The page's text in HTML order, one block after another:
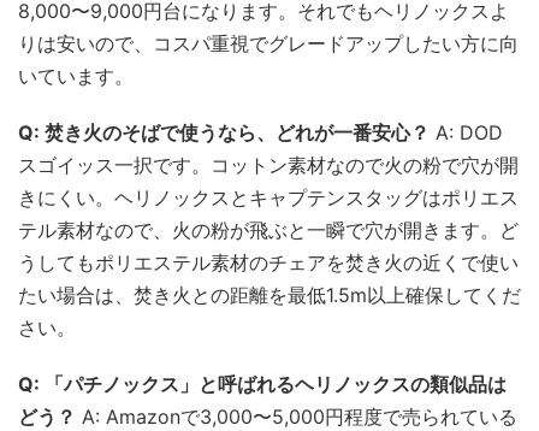
8,000〜9,000円台になります。それでもヘリノックスよ
りは安いので、コスパ重視でグレードアップしたい方に向
いています。
Q: 焚き火のそばで使うなら、どれが一番安心？ A: DOD
スゴイッス一択です。コットン素材なので火の粉で穴が開
きにくい。ヘリノックスとキャプテンスタッグはポリエス
テル素材なので、火の粉が飛ぶと一瞬で穴が開きます。ど
うしてもポリエステル素材のチェアを焚き火の近くで使い
たい場合は、焚き火との距離を最低1.5m以上確保してくだ
さい。
Q: 「パチノックス」と呼ばれるヘリノックスの類似品は
どう？ A: Amazonで3,000〜5,000円程度で売られている